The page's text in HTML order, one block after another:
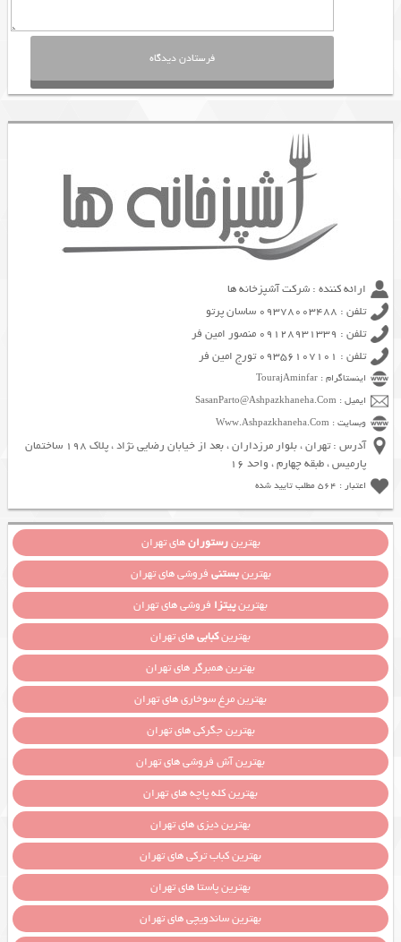
ارائه کننده : شرکت آشپزخانه ها
تلفن : 09378003488 ساسان پرتو
تلفن : 09128931339 منصور امین فر
تلفن : 09356107101 تورج امین فر
اینستاگرام : TourajAminfar
ایمیل : SasanParto@Ashpazkhaneha.Com
وبسایت : Www.Ashpazkhaneha.Com
آدرس : تهران ، بلوار مرزداران ، بعد از خیابان رضایی نژاد ، پلاک 198 ساختمان
پارمیس ، طبقه چهارم ، واحد 16
اعتبار : 564 مطلب تایید شده
بهترینرستورانهای تهران
بهترینبستنی فروشی های تهران
بهترینپیتزا فروشی های تهران
بهترینکبابیهای تهران
بهترین همبرگر های تهران
بهترین مرغ سوخاری های تهران
بهترین جگرکی های تهران
بهترین آش فروشی های تهران
بهترین کله پاچه های تهران
بهترین دیزی های تهران
بهترین کباب ترکی های تهران
بهترین پاستا های تهران
بهترین ساندویچی های تهران